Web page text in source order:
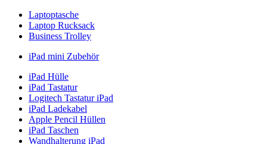
Laptoptasche
Laptop Rucksack
Business Trolley
iPad mini Zubehör
iPad Hülle
iPad Tastatur
Logitech Tastatur iPad
iPad Ladekabel
Apple Pencil Hüllen
iPad Taschen
Wandhalterung iPad